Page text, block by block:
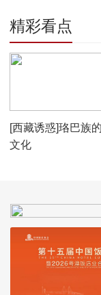
精彩看点
[西藏诱惑]珞巴族的
文化